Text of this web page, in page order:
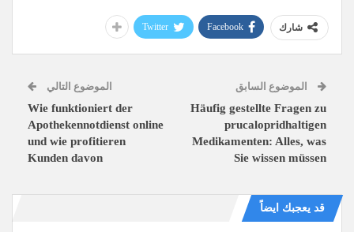
شارك Facebook
Twitter
الموضوع السابق
Häufig gestellte Fragen zu
prucalopridhaltigen
Medikamenten: Alles, was
Sie wissen müssen
الموضوع التالي
Wie funktioniert der
Apothekennotdienst online
und wie profitieren
Kunden davon
قد يعجبك ايضاً